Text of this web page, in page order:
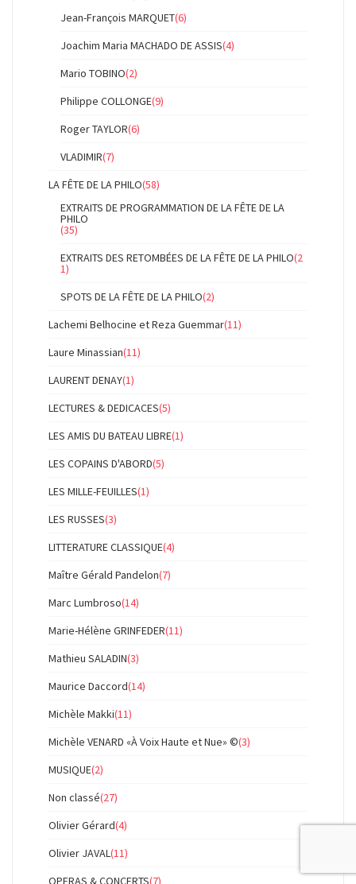
Jean-François MARQUET(6)
Joachim Maria MACHADO DE ASSIS(4)
Mario TOBINO(2)
Philippe COLLONGE(9)
Roger TAYLOR(6)
VLADIMIR(7)
LA FÊTE DE LA PHILO(58)
EXTRAITS DE PROGRAMMATION DE LA FÊTE DE LA
PHILO
(35)
EXTRAITS DES RETOMBÉES DE LA FÊTE DE LA PHILO(2
1)
SPOTS DE LA FÊTE DE LA PHILO(2)
Lachemi Belhocine et Reza Guemmar(11)
Laure Minassian(11)
LAURENT DENAY(1)
LECTURES & DEDICACES(5)
LES AMIS DU BATEAU LIBRE(1)
LES COPAINS D'ABORD(5)
LES MILLE-FEUILLES(1)
LES RUSSES(3)
LITTERATURE CLASSIQUE(4)
Maître Gérald Pandelon(7)
Marc Lumbroso(14)
Marie-Hélène GRINFEDER(11)
Mathieu SALADIN(3)
Maurice Daccord(14)
Michèle Makki(11)
Michèle VENARD «À Voix Haute et Nue» ©(3)
MUSIQUE(2)
Non classé(27)
Olivier Gérard(4)
Olivier JAVAL(11)
OPERAS & CONCERTS(7)